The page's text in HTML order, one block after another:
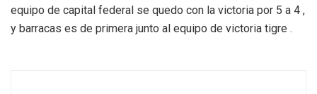
equipo de capital federal se quedo con la victoria por 5 a 4 ,
y barracas es de primera junto al equipo de victoria tigre .